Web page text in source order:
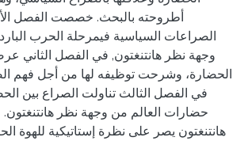
أطروحته بالبحث. خصصت الفصل
الصراعات السياسية فيمرحلة الحرب
وجهة نظر هانتنغتون, في الفصل الثاني
الحضارة، وشرحت توظيفه لها من أجل فهم
في الفصل الثالث تناولت الصراع بين
حضارات العالم من وجهة نظر
هانتنغتون يصر على نظرة إستاتيكية للهوة